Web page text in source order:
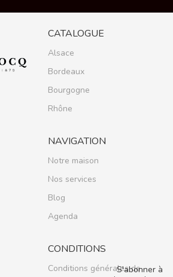
CATALOGUE
Alsace
Bordeaux
Bourgogne
Rhône
NAVIGATION
Notre maison
Nos services
Blog
Agenda
CONDITIONS
Conditions générales de
S'abonner à